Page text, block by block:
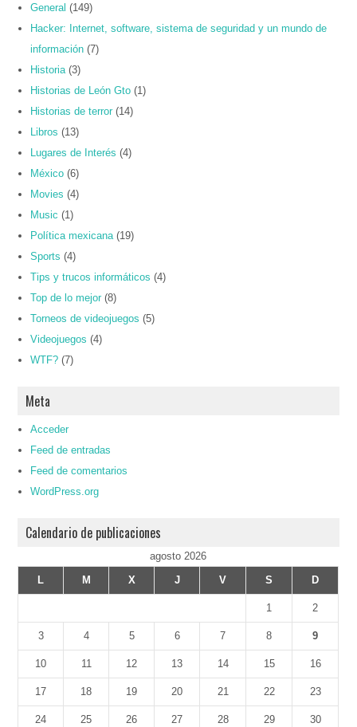
General (149)
Hacker: Internet, software, sistema de seguridad y un mundo de
información (7)
Historia (3)
Historias de León Gto (1)
Historias de terror (14)
Libros (13)
Lugares de Interés (4)
México (6)
Movies (4)
Music (1)
Política mexicana (19)
Sports (4)
Tips y trucos informáticos (4)
Top de lo mejor (8)
Torneos de videojuegos (5)
Videojuegos (4)
WTF? (7)
Meta
Acceder
Feed de entradas
Feed de comentarios
WordPress.org
Calendario de publicaciones
agosto 2026
L
M X J V S D
1 2
3 4 5 6 7 8 9
10 11 12 13 14 15 16
17 18 19 20 21 22 23
24 25 26 27 28 29 30